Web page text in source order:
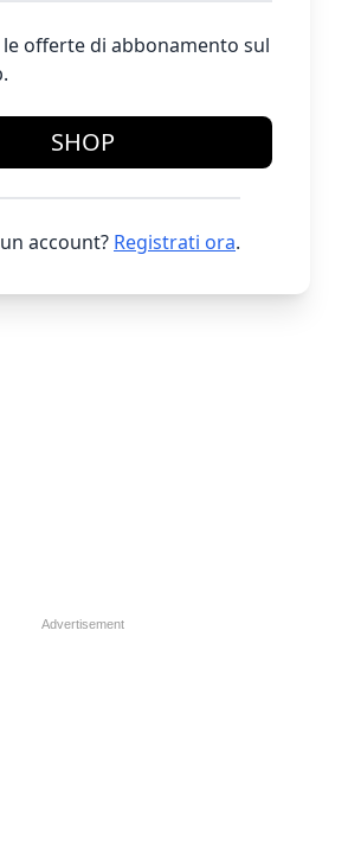
offerte di abbonamento sul
SHOP
account? Registrati ora.